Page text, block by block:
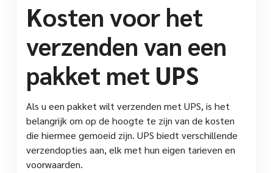
Kosten voor het
verzenden van een
pakket met UPS
Als u een pakket wilt verzenden met UPS, is het
belangrijk om op de hoogte te zijn van de kosten
die hiermee gemoeid zijn. UPS biedt verschillende
verzendopties aan, elk met hun eigen tarieven en
voorwaarden.